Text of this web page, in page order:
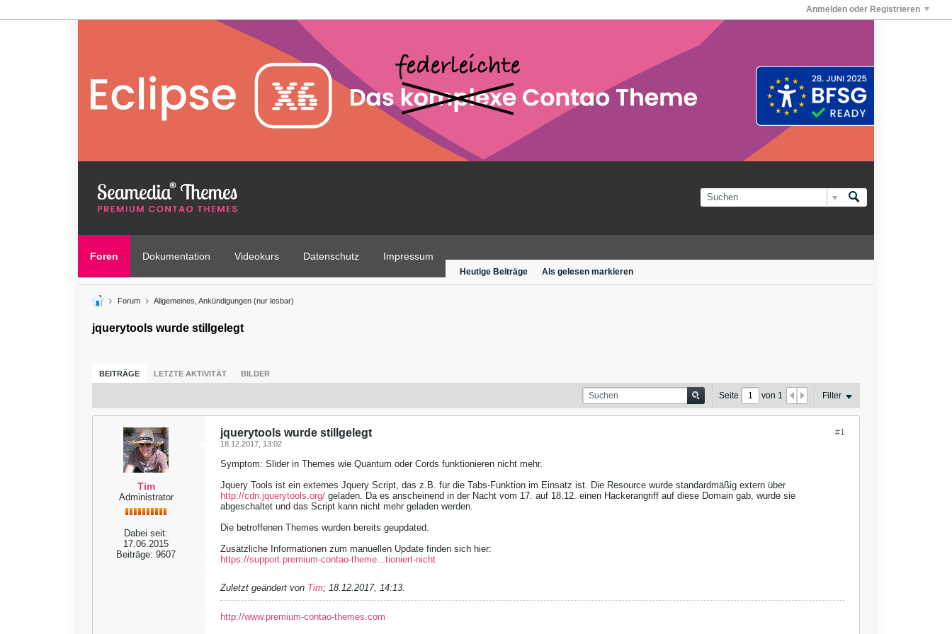
Anmelden oder Registrieren
Foren Dokumentation Videokurs Datenschutz Impressum
Heutige Beiträge Als gelesen markieren
Forum Allgemeines, Ankündigungen (nur lesbar)
jquerytools wurde stillgelegt
BEITRÄGE LETZTE AKTIVITÄT BILDER
Seite von 1 Filter
Tim
Administrator
Dabei seit:
17.06.2015
Beiträge: 9607
#1
jquerytools wurde stillgelegt
18.12.2017, 13:02
Symptom: Slider in Themes wie Quantum oder Cords funktionieren nicht mehr.
Jquery Tools ist ein externes Jquery Script, das z.B. für die Tabs-Funktion im Einsatz ist. Die Resource wurde standardmäßig extern über
http://cdn.jquerytools.org/ geladen. Da es anscheinend in der Nacht vom 17. auf 18.12. einen Hackerangriff auf diese Domain gab, wurde sie
abgeschaltet und das Script kann nicht mehr geladen werden.
Die betroffenen Themes wurden bereits geupdated.
Zusätzliche Informationen zum manuellen Update finden sich hier:
https://support.premium-contao-theme...tioniert-nicht
Zuletzt geändert von Tim; 18.12.2017, 14:13.
http://www.premium-contao-themes.com